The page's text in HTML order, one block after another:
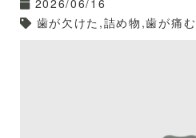
2026/06/16
歯が欠けた,詰め物,歯が痛